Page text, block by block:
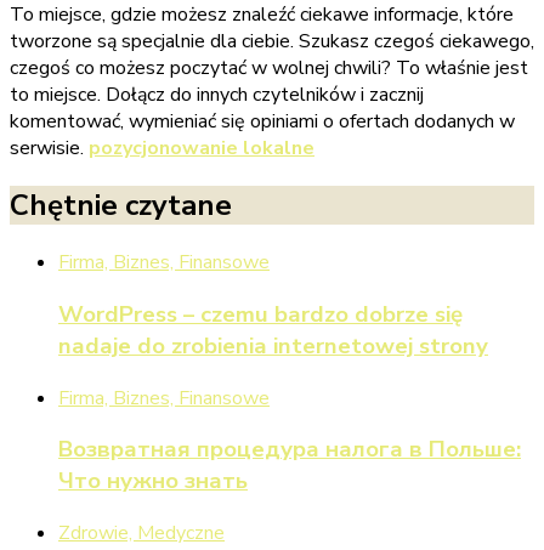
To miejsce, gdzie możesz znaleźć ciekawe informacje, które
tworzone są specjalnie dla ciebie. Szukasz czegoś ciekawego,
czegoś co możesz poczytać w wolnej chwili? To właśnie jest
to miejsce. Dołącz do innych czytelników i zacznij
komentować, wymieniać się opiniami o ofertach dodanych w
serwisie. pozycjonowanie lokalne
Chętnie czytane
Firma, Biznes, Finansowe
WordPress – czemu bardzo dobrze się
nadaje do zrobienia internetowej strony
Firma, Biznes, Finansowe
Возвратная процедура налога в Польше:
Что нужно знать
Zdrowie, Medyczne